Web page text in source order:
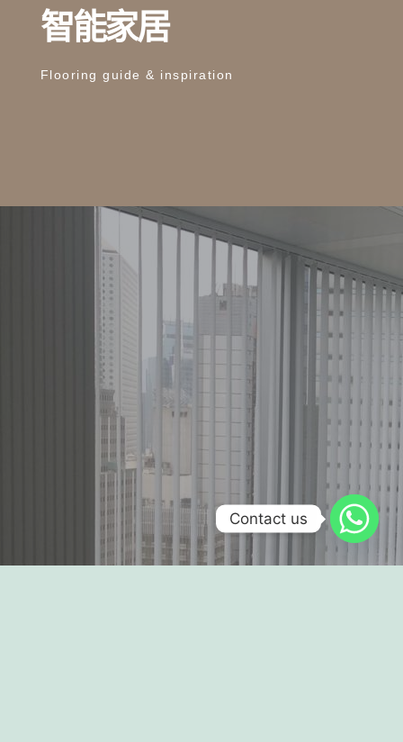
智能家居
Flooring guide & inspiration
Contact us